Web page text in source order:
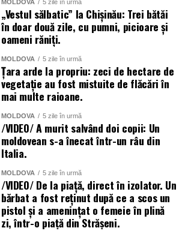
MOLDOVA 5 zile în urmă
„Vestul sălbatic” la Chișinău: Trei bătăi
în doar două zile, cu pumni, picioare și
oameni răniți.
MOLDOVA 5 zile în urmă
Țara arde la propriu: zeci de hectare de
vegetație au fost mistuite de flăcări în
mai multe raioane.
MOLDOVA 5 zile în urmă
/VIDEO/ A murit salvând doi copii: Un
moldovean s-a înecat într-un râu din
Italia.
MOLDOVA 5 zile în urmă
/VIDEO/ De la piață, direct în izolator. Un
bărbat a fost reținut după ce a scos un
pistol și a amenințat o femeie în plină
zi, într-o piață din Strășeni.